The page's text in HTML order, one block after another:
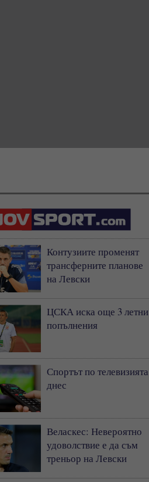
Контузиите променят
трансферните планове
на Левски
ЦСКА иска още 3 летни
попълнения
Спортът по телевизията
днес
Веласкес: Невероятно
удоволствие е да съм
треньор на Левски